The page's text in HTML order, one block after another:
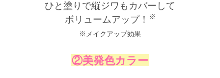
ひと塗りで縦ジワもカバーして
ボリュームアップ！
※
※メイクアップ効果
②美発色カラー